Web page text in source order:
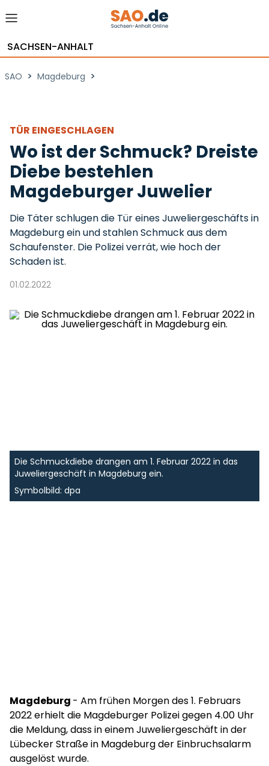
SACHSEN-ANHALT
SAO > Magdeburg >
TÜR EINGESCHLAGEN
Wo ist der Schmuck? Dreiste
Diebe bestehlen
Magdeburger Juwelier
Die Täter schlugen die Tür eines Juweliergeschäfts in
Magdeburg ein und stahlen Schmuck aus dem
Schaufenster. Die Polizei verrät, wie hoch der
Schaden ist.
01.02.2022
Die Schmuckdiebe drangen am 1. Februar 2022 in das
Juweliergeschäft in Magdeburg ein.
Symbolbild: dpa
Magdeburg - Am frühen Morgen des 1. Februars
2022 erhielt die Magdeburger Polizei gegen 4.00 Uhr
die Meldung, dass in einem Juweliergeschäft in der
Lübecker Straße in Magdeburg der Einbruchsalarm
ausgelöst wurde.